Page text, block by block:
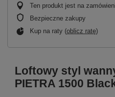
Ten produkt jest na
Bezpieczne zakupy
Kup na raty (oblicz ratę)
Loftowy styl
PIETRA 1500